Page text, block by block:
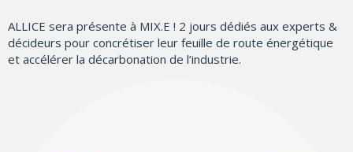
ALLICE sera présente à MIX.E ! 2 jours dédiés aux experts &
décideurs pour concrétiser leur feuille de route énergétique
et accélérer la décarbonation de l’industrie.